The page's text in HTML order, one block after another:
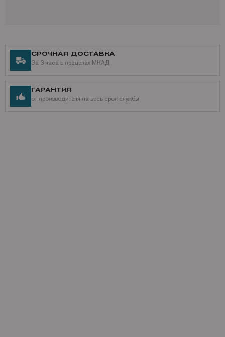
Разнообразные способы оплаты,подробнее о способах оплаты
СРОЧНАЯ ДОСТАВКА
За 3 часа в пределах МКАД
ГАРАНТИЯ
от производителя на весь срок службы